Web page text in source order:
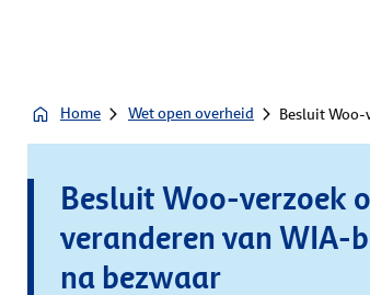
Home Wet open overheid Besluit Woo-
Besluit Woo-verzoek
veranderen van WIA-
na bezwaar